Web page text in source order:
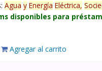
Agua y Energía Eléctrica,
disponibles para
Agregar al carrito